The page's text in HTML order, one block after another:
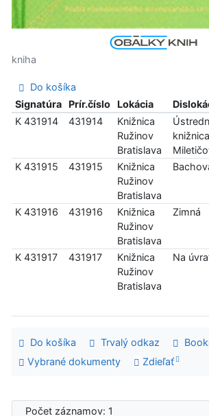
kniha
Do košíka
Signatúra
Prír.číslo Lokácia
K 431914
431914
Knižnica
Ružinov
Bratislava
K 431915 431915
Knižnica
Ružinov
Bratislava
K 431916 431916
Knižnica
Ružinov
Bratislava
Zimná
K 431917 431917
Knižnica
Ružinov
Bratislava
Na
Do košíka Trvalý odkaz
Vybrané dokumenty
Zdieľať
Počet záznamov: 1